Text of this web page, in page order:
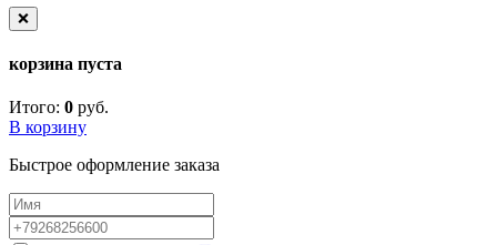
❌
корзина пуста
Итого: 0 руб.
В корзину
Быстрое оформление заказа